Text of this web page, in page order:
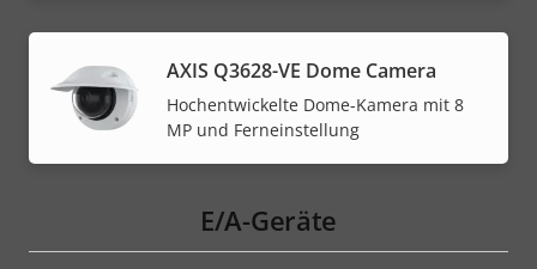
AXIS Q3628-VE Dome Camera
Hochentwickelte Dome-Kamera mit 8
MP und Ferneinstellung
E/A-Geräte